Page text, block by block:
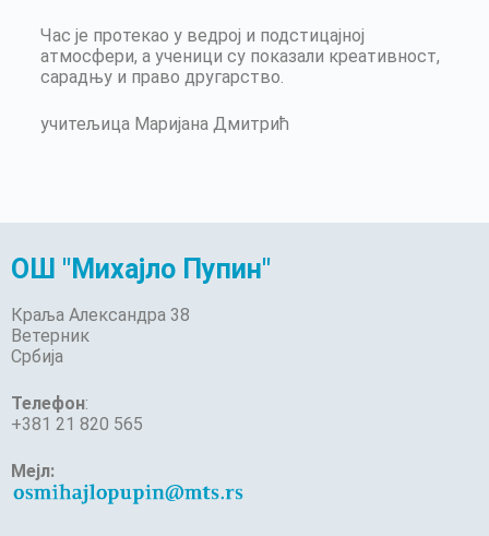
Час је протекао у ведрој и подстицајној
атмосфери, а ученици су показали креативност,
сарадњу и право другарство.
учитељица Маријана Дмитрић
ОШ "Михајло Пупин"
Краља Александра 38
Ветерник
Србија
Телефон:
+381 21 820 565
Мејл: